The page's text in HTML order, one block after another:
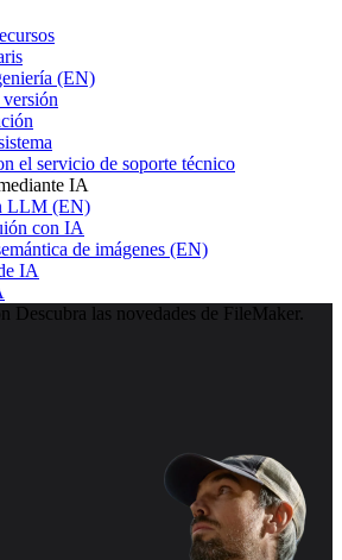
(EN)
el servicio de soporte técnico
IA
LLM (EN)
con IA
de imágenes (EN)
IA
Descubra las novedades de FileMaker.